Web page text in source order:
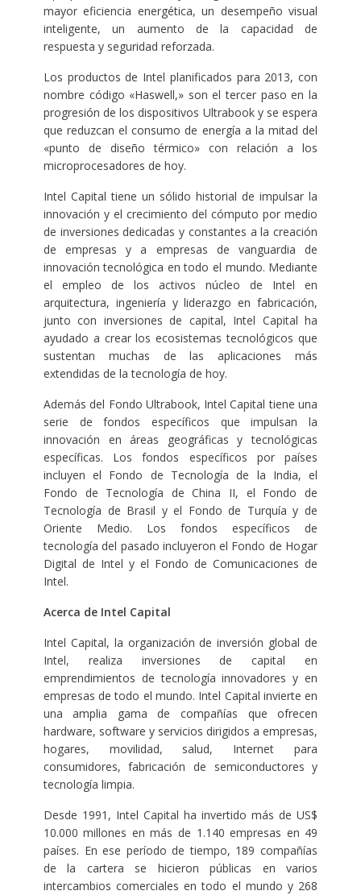
mayor eficiencia energética, un desempeño visual
inteligente, un aumento de la capacidad de
respuesta y seguridad reforzada.
Los productos de Intel planificados para 2013, con
nombre código «Haswell,» son el tercer paso en la
progresión de los dispositivos Ultrabook y se espera
que reduzcan el consumo de energía a la mitad del
«punto de diseño térmico» con relación a los
microprocesadores de hoy.
Intel Capital tiene un sólido historial de impulsar la
innovación y el crecimiento del cómputo por medio
de inversiones dedicadas y constantes a la creación
de empresas y a empresas de vanguardia de
innovación tecnológica en todo el mundo. Mediante
el empleo de los activos núcleo de Intel en
arquitectura, ingeniería y liderazgo en fabricación,
junto con inversiones de capital, Intel Capital ha
ayudado a crear los ecosistemas tecnológicos que
sustentan muchas de las aplicaciones más
extendidas de la tecnología de hoy.
Además del Fondo Ultrabook, Intel Capital tiene una
serie de fondos específicos que impulsan la
innovación en áreas geográficas y tecnológicas
específicas. Los fondos específicos por países
incluyen el Fondo de Tecnología de la India, el
Fondo de Tecnología de China II, el Fondo de
Tecnología de Brasil y el Fondo de Turquía y de
Oriente Medio. Los fondos específicos de
tecnología del pasado incluyeron el Fondo de Hogar
Digital de Intel y el Fondo de Comunicaciones de
Intel.
Acerca de Intel Capital
Intel Capital, la organización de inversión global de
Intel, realiza inversiones de capital en
emprendimientos de tecnología innovadores y en
empresas de todo el mundo. Intel Capital invierte en
una amplia gama de compañías que ofrecen
hardware, software y servicios dirigidos a empresas,
hogares, movilidad, salud, Internet para
consumidores, fabricación de semiconductores y
tecnología limpia.
Desde 1991, Intel Capital ha invertido más de US$
10.000 millones en más de 1.140 empresas en 49
países. En ese período de tiempo, 189 compañías
de la cartera se hicieron públicas en varios
intercambios comerciales en todo el mundo y 268